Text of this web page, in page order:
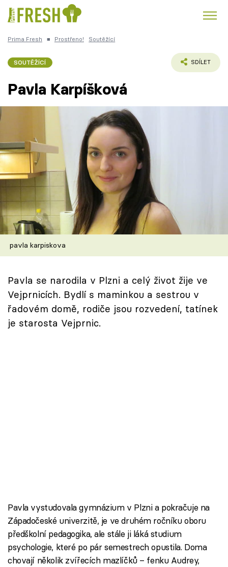
Česká kuchyně
Témata
Recepty
Články
TV Program
Škola vaření
Speciál: Cuketa
Těhotnej kuchař
Prima Fresh ■ Prostřeno! Soutěžící
SOUTĚŽÍCÍ SDÍLET
Pavla Karpíšková
pavla karpiskova
Pavla se narodila v Plzni a celý život žije ve
Vejprnicích. Bydlí s maminkou a sestrou v
řadovém domě, rodiče jsou rozvedení, tatínek
je starosta Vejprnic.
Pavla vystudovala gymnázium v Plzni a pokračuje na
Západočeské univerzitě, je ve druhém ročníku oboru
předškolní pedagogika, ale stále ji láká studium
psychologie, které po pár semestrech opustila. Doma
chovají několik zvířecích mazlíčků – fenku Audrey,